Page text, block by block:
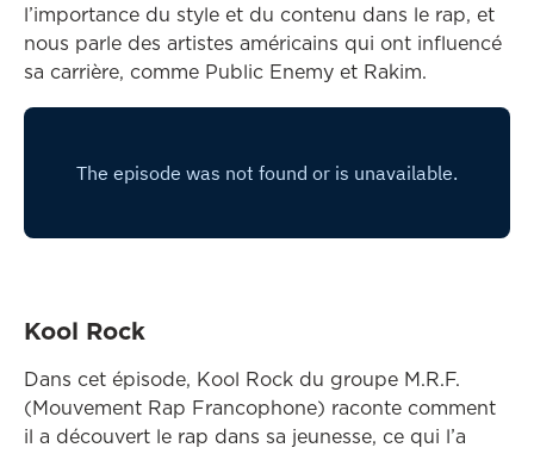
l’importance du style et du contenu dans le rap, et
nous parle des artistes américains qui ont influencé
sa carrière, comme Public Enemy et Rakim.
Kool Rock
Dans cet épisode, Kool Rock du groupe M.R.F.
(Mouvement Rap Francophone) raconte comment
il a découvert le rap dans sa jeunesse, ce qui l’a